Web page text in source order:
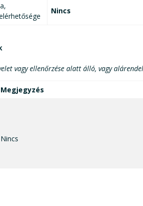
Nincs
vagy ellenőrzése alatt álló, vagy
Megjegyzés
Nincs